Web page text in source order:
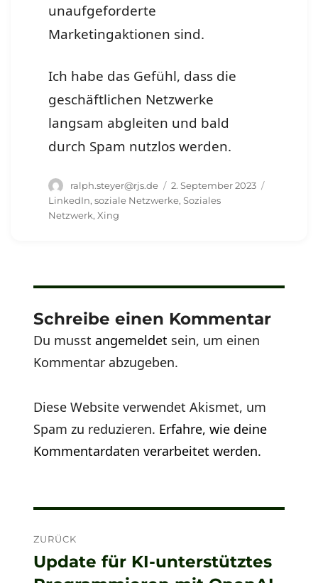
unaufgeforderte
Marketingaktionen sind.
Ich habe das Gefühl, dass die
geschäftlichen Netzwerke
langsam abgleiten und bald
durch Spam nutzlos werden.
Autor
ralph.steyer@rjs.de
Veröffentlicht
am
2. September 2023
LinkedIn,soziale Netzwerke,Soziales
Netzwerk,Xing
Schreibe einen Kommentar
Du musstangemeldet sein, um einen
Kommentar abzugeben.
Diese Website verwendet Akismet, um
Spam zu reduzieren. Erfahre, wie deine
Kommentardaten verarbeitet werden.
ZURÜCK
Vorheriger
Update für KI-unterstütztes